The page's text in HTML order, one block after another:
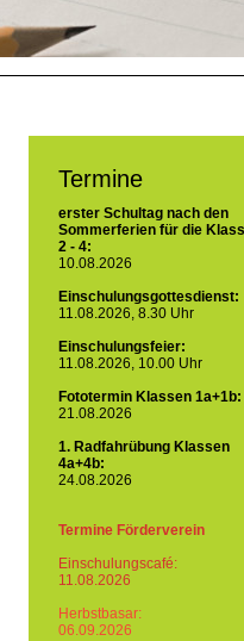
Termine
erster Schultag nach den
Sommerferien für die
2 - 4:
10.08.2026
Einschulungsgottesdienst:
11.08.2026, 8.30 Uhr
Einschulungsfeier:
11.08.2026, 10.00 Uhr
Fototermin Klassen 1a+1b:
21.08.2026
1. Radfahrübung Klassen
4a+4b:
24.08.2026
Termine Förderverein
Einschulungscafé:
11.08.2026
Herbstbasar:
06.09.2026